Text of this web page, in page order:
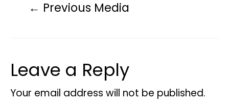
← Previous Media
Leave a Reply
Your email address will not be published.